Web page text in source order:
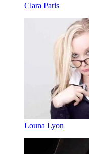
Clara Paris
Louna Lyon